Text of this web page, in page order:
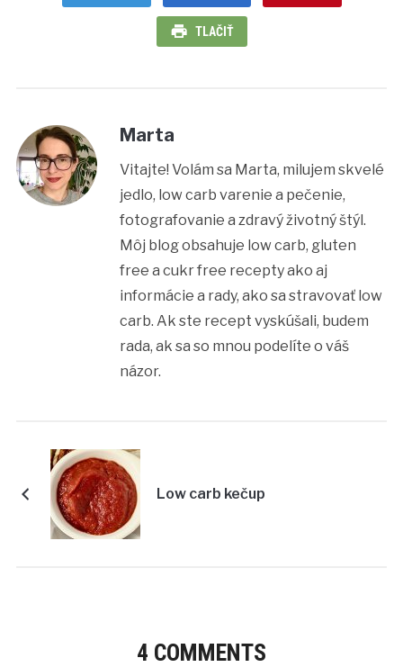
TLAČIŤ
Marta
Vitajte! Volám sa Marta, milujem skvelé
jedlo, low carb varenie a pečenie,
fotografovanie a zdravý životný štýl.
Môj blog obsahuje low carb, gluten
free a cukr free recepty ako aj
informácie a rady, ako sa stravovať low
carb. Ak ste recept vyskúšali, budem
rada, ak sa so mnou podelíte o váš
názor.
Low carb kečup
4 COMMENTS